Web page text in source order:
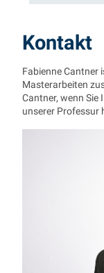
Kontakt
Fabienne Cantner
Masterarbeiten
Cantner, wenn Sie
unserer Professur